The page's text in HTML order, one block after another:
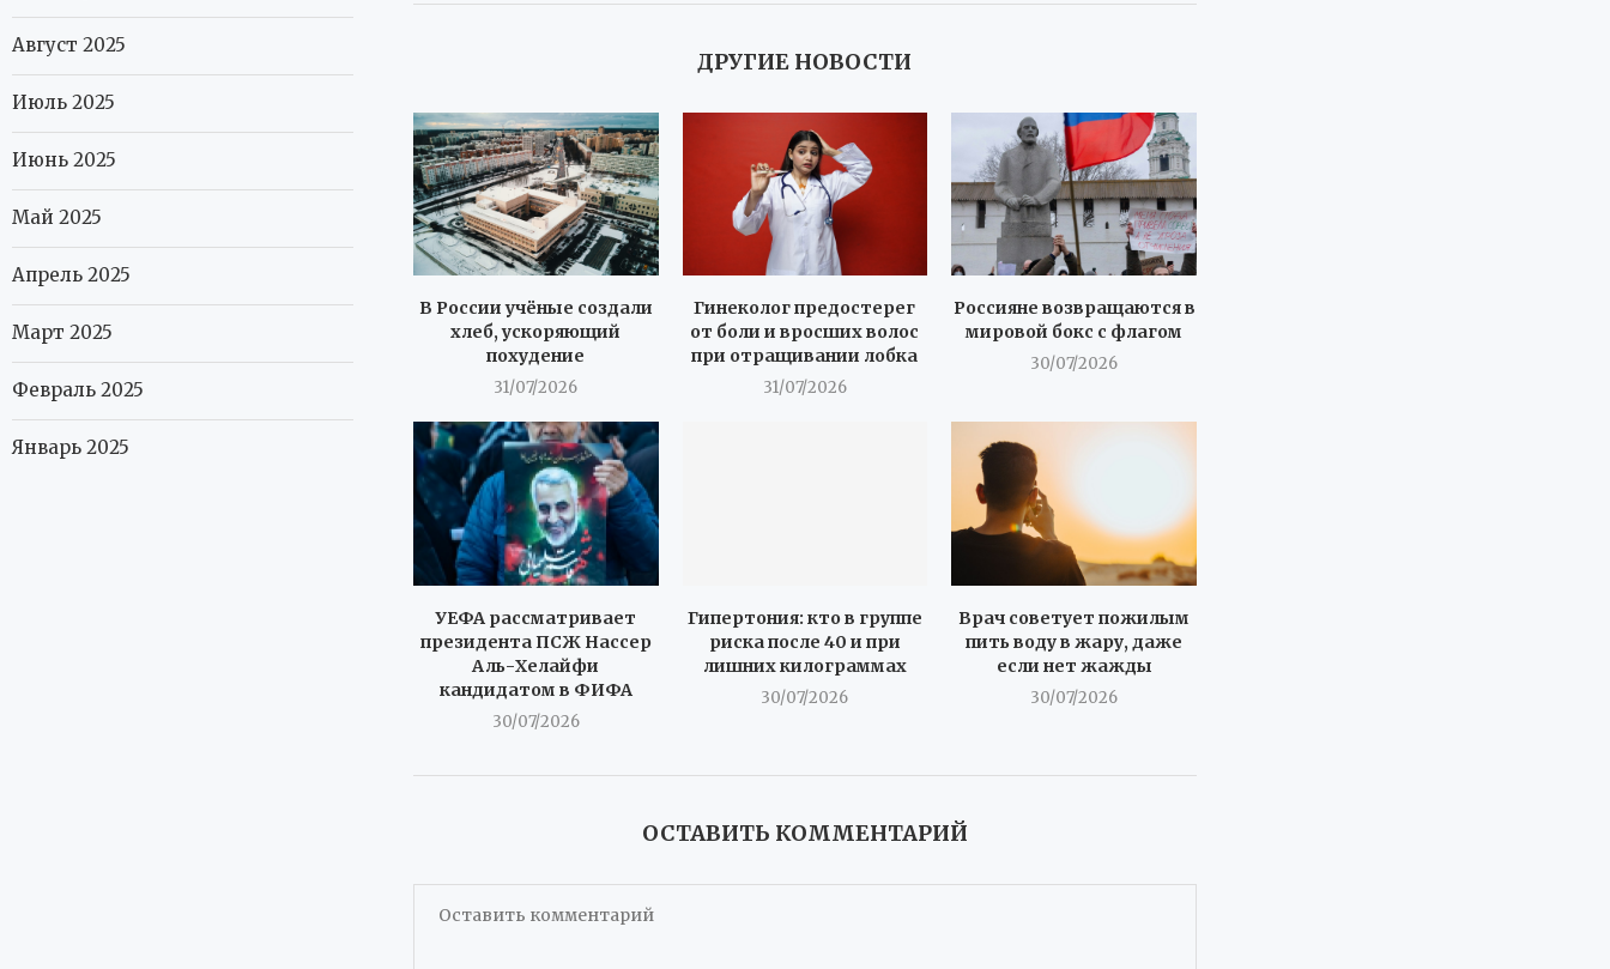
ДРУГИЕ НОВОСТИ
В России учёные создали
хлеб, ускоряющий
похудение
31/07/2026
Гинеколог предостерег
от боли и вросших волос
при отращивании лобка
31/07/2026
Россияне возвращаются в
мировой бокс с флагом
30/07/2026
УЕФА рассматривает
президента ПСЖ Нассер
Аль-Хелайфи
кандидатом в ФИФА
30/07/2026
Гипертония: кто в группе
риска после 40 и при
лишних килограммах
30/07/2026
Врач советует пожилым
пить воду в жару, даже
если нет жажды
30/07/2026
ОСТАВИТЬ КОММЕНТАРИЙ
Август 2025
Июль 2025
Июнь 2025
Май 2025
Апрель 2025
Март 2025
Февраль 2025
Январь 2025